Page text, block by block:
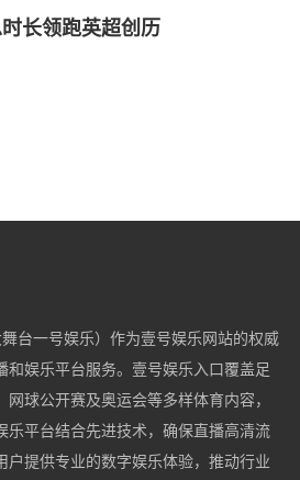
长领跑英超创历
台一号娱乐）作为壹号娱乐网站的权威
和娱乐平台服务。壹号娱乐入口覆盖足
球公开赛及奥运会等多样体育内容，
乐平台结合先进技术，确保直播高清流
户提供专业的数字娱乐体验，推动行业